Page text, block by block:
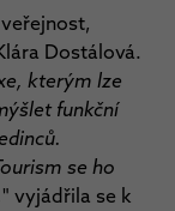
Dostálová.
kterým lze
funkční
se ho
" vyjádřila se k